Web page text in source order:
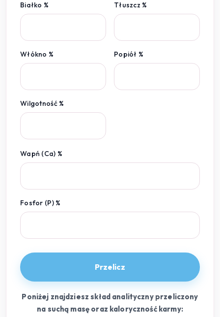
Białko % Tłuszcz %
Włókno % Popiół %
Wilgotność %
Wapń (Ca) %
Fosfor (P) %
Przelicz
Poniżej znajdziesz skład analityczny przeliczony
na suchą masę oraz kaloryczność karmy: